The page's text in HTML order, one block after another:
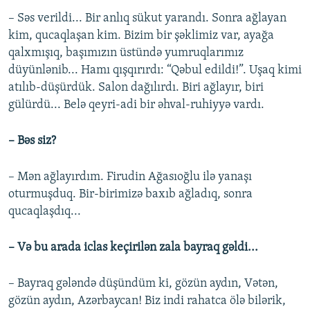
– Səs verildi... Bir anlıq sükut yarandı. Sonra ağlayan
kim, qucaqlaşan kim. Bizim bir şəklimiz var, ayağa
qalxmışıq, başımızın üstündə yumruqlarımız
düyünlənib... Hamı qışqırırdı: “Qəbul edildi!”. Uşaq kimi
atılıb-düşürdük. Salon dağılırdı. Biri ağlayır, biri
gülürdü... Belə qeyri-adi bir əhval-ruhiyyə vardı.
– Bəs siz?
– Mən ağlayırdım. Firudin Ağasıoğlu ilə yanaşı
oturmuşduq. Bir-birimizə baxıb ağladıq, sonra
qucaqlaşdıq...
– Və bu arada iclas keçirilən zala bayraq gəldi...
– Bayraq gələndə düşündüm ki, gözün aydın, Vətən,
gözün aydın, Azərbaycan! Biz indi rahatca ölə bilərik,